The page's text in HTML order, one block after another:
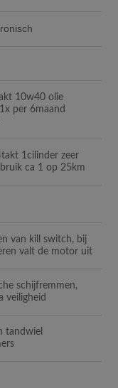
10w40 olie
per 6maand
1cilinder zeer
ca 1 op 25km
van kill switch, bij
valt de motor uit
schijfremmen,
veiligheid
tandwiel